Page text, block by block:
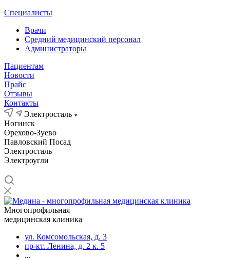
Специалисты
Врачи
Средний медицинский персонал
Администраторы
Пациентам
Новости
Прайс
Отзывы
Контакты
Электросталь
Ногинск
Орехово-Зуево
Павловский Посад
Электросталь
Электроугли
Многопрофильная
медицинская клиника
ул. Комсомольская, д. 3
пр-кт. Ленина, д. 2 к. 5
...